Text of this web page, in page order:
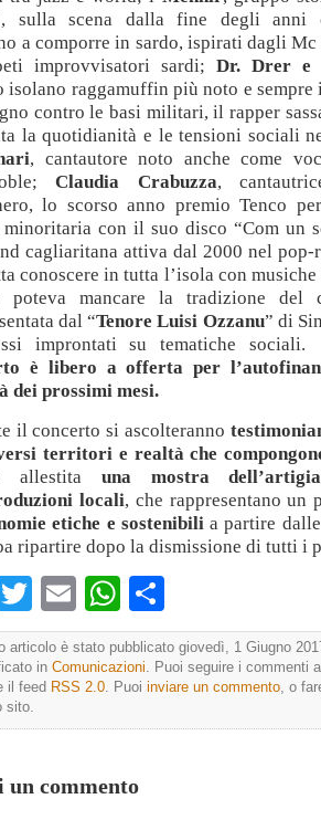
sulla scena dalla fine degli anni
a comporre in sardo, ispirati dagli Mc
improvvisatori sardi; Dr. Drer e
isolano raggamuffin più noto e
contro le basi militari, il rapper
la quotidianità e le tensioni sociali
, cantautore noto anche come
Claudia Crabuzza,
lo scorso anno premio Tenco
con il suo disco “Com un
cagliaritana attiva dal 2000 nel
conoscere in tutta l’isola con
poteva mancare la tradizione del
dal “Tenore Luisi Ozzanu” di
improntati su tematiche
è libero a offerta per
dei prossimi mesi.
il concerto si ascolteranno
territori e realtà che
allestita una mostra
locali, che rappresentano un
etiche e sostenibilia partire
ripartire dopo la dismissione di tutti i
Facebook
TwitterEmailWhatsApp
articolo è stato pubblicato giovedì, 1 Giugno
in Comunicazioni. Puoi seguire i commenti
il feed RSS 2.0. Puoi inviare un commento, o
sito.
un commento